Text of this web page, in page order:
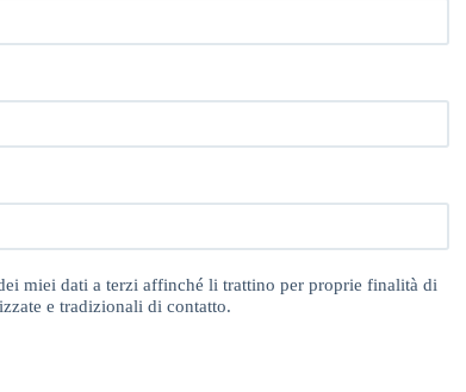
miei dati a terzi affinché li trattino per proprie finalità di
e tradizionali di contatto.